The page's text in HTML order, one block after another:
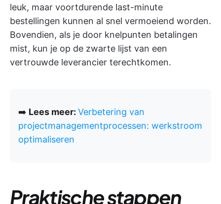
leuk, maar voortdurende last-minute
bestellingen kunnen al snel vermoeiend worden.
Bovendien, als je door knelpunten betalingen
mist, kun je op de zwarte lijst van een
vertrouwde leverancier terechtkomen.
➡️ Lees meer: Verbetering van
projectmanagementprocessen: werkstroom
optimaliseren
Praktische stappen